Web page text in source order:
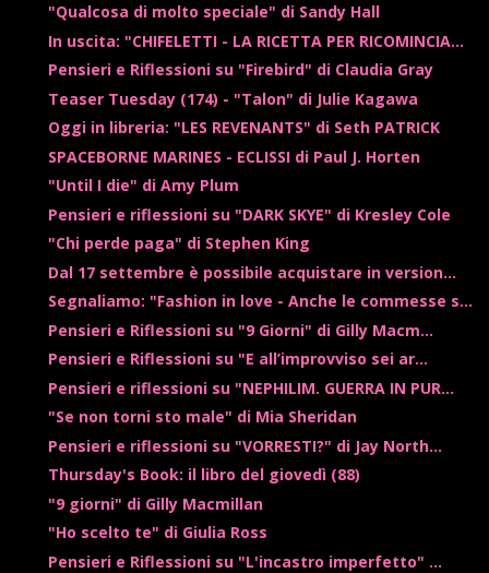
"Qualcosa di molto speciale" di Sandy Hall
In uscita: "CHIFELETTI - LA RICETTA PER RICOMINCIA...
Pensieri e Riflessioni su "Firebird" di Claudia Gray
Teaser Tuesday (174) - "Talon" di Julie Kagawa
Oggi in libreria: "LES REVENANTS" di Seth PATRICK
SPACEBORNE MARINES - ECLISSI di Paul J. Horten
"Until I die" di Amy Plum
Pensieri e riflessioni su "DARK SKYE" di Kresley Cole
"Chi perde paga" di Stephen King
Dal 17 settembre è possibile acquistare in version...
Segnaliamo: "Fashion in love - Anche le commesse s...
Pensieri e Riflessioni su "9 Giorni" di Gilly Macm...
Pensieri e Riflessioni su "E all’improvviso sei ar...
Pensieri e riflessioni su "NEPHILIM. GUERRA IN PUR...
"Se non torni sto male" di Mia Sheridan
Pensieri e riflessioni su "VORRESTI?" di Jay North...
Thursday's Book: il libro del giovedì (88)
"9 giorni" di Gilly Macmillan
"Ho scelto te" di Giulia Ross
Pensieri e Riflessioni su "L'incastro imperfetto" ...